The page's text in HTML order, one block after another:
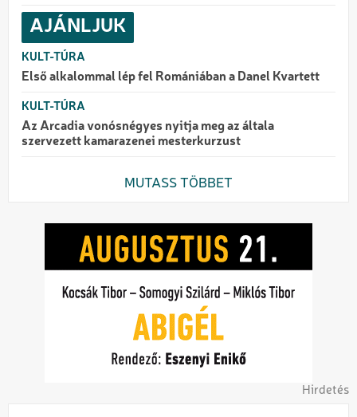
AJÁNLJUK
KULT-TÚRA
Első alkalommal lép fel Romániában a Danel Kvartett
KULT-TÚRA
Az Arcadia vonósnégyes nyitja meg az általa
szervezett kamarazenei mesterkurzust
MUTASS TÖBBET
Hirdetés